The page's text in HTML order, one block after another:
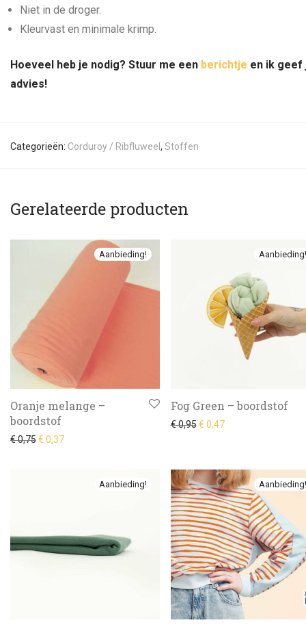
Niet in de droger.
Kleurvast en minimale krimp.
Hoeveel heb je nodig? Stuur me een berichtje en ik geef
advies!
Categorieën: Corduroy / Ribfluweel , Stoffen
Gerelateerde producten
Aanbieding!
Oranje melange –
boordstof
€0,75Oorspronkelijke prijs was: € 0,75.
€ 0,37Huidige prijs is: € 0,37.
Aanbieding!
Fog Green – boordstof
€0,95 Oorspronkelijke prijs
€ 0,47Huidige prijs is: €
Aanbieding! Aanbieding!